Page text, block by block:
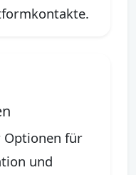
Optionen für
und